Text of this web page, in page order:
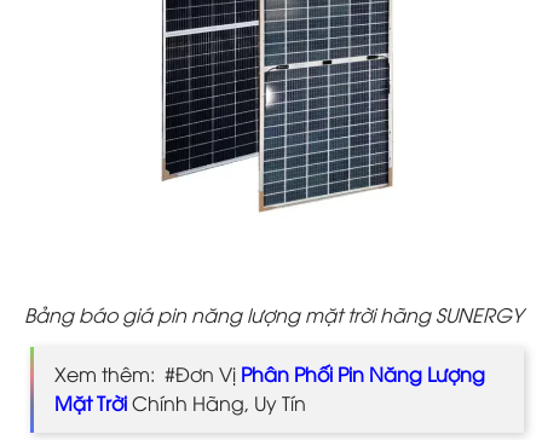
Bảng báo giá pin năng lượng mặt trời hãng SUNERGY
Xem thêm: #Đơn Vị Phân Phối Pin Năng Lượng
Mặt TrờiChính Hãng, Uy Tín